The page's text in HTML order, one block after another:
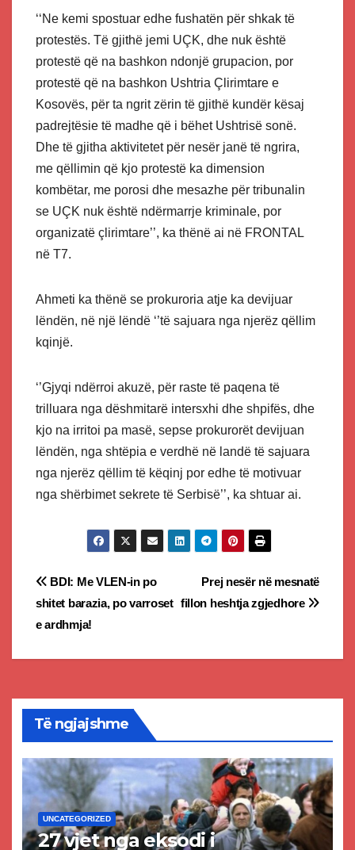
‘‘Ne kemi spostuar edhe fushatën për shkak të
protestës. Të gjithë jemi UÇK, dhe nuk është
protestë që na bashkon ndonjë grupacion, por
protestë që na bashkon Ushtria Çlirimtare e
Kosovës, për ta ngrit zërin të gjithë kundër kësaj
padrejtësie të madhe që i bëhet Ushtrisë sonë.
Dhe të gjitha aktivitetet për nesër janë të ngrira,
me qëllimin që kjo protestë ka dimension
kombëtar, me porosi dhe mesazhe për tribunalin
se UÇK nuk është ndërmarrje kriminale, por
organizatë çlirimtare’’, ka thënë ai në FRONTAL
në T7.
Ahmeti ka thënë se prokuroria atje ka devijuar
lëndën, në një lëndë ‘’të sajuara nga njerëz qëllim
kqinjë.
‘’Gjyqi ndërroi akuzë, për raste të paqena të
trilluara nga dëshmitarë intersxhi dhe shpifës, dhe
kjo na irritoi pa masë, sepse prokurorët devijuan
lëndën, nga shtëpia e verdhë në landë të sajuara
nga njerëz qëllim të këqinj por edhe të motivuar
nga shërbimet sekrete të Serbisë’’, ka shtuar ai.
Post
navigation
Prej nesër në mesnatë
fillon heshtja zgjedhore
BDI: Me VLEN-in po
shitet barazia, po varroset
e ardhmja!
Të ngjajshme
UNCATEGORIZED
27 vjet nga eksodi i